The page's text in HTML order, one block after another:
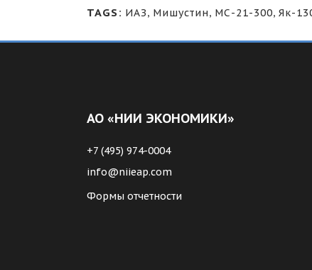
TAGS: ИАЗ, Мишустин, МС-21-300, Як-
АО «НИИ ЭКОНОМИКИ»
+7 (495) 974-0004
info@niieap.com
Формы отчетности